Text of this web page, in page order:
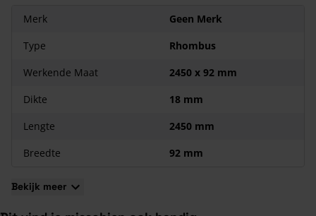
Merk
Geen Merk
Type
Rhombus
Werkende Maat
2450 x 92 mm
Dikte
18 mm
Lengte
2450 mm
Breedte
92 mm
Bekijk meer